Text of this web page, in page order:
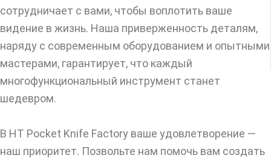
сотрудничает с вами, чтобы воплотить ваше
видение в жизнь. Наша приверженность деталям,
наряду с современным оборудованием и опытными
мастерами, гарантирует, что каждый
многофункциональный инструмент станет
шедевром.
В HT Pocket Knife Factory ваше удовлетворение —
наш приоритет. Позвольте нам помочь вам создать